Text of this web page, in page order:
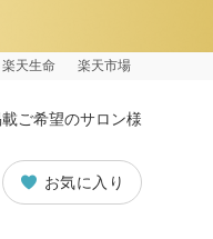
楽天生命 楽天市場
ご希望のサロン様
お気に入り